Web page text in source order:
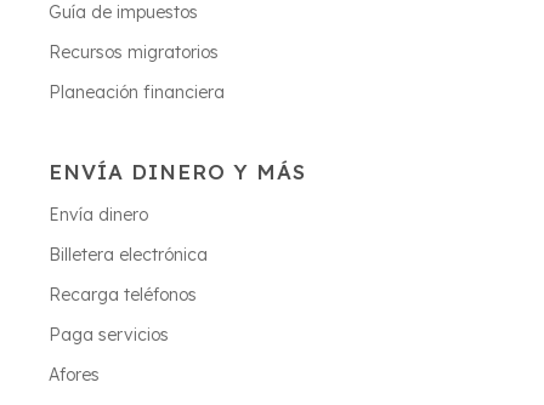
Guía de impuestos
Recursos migratorios
Planeación financiera
ENVÍA DINERO Y MÁS
Envía dinero
Billetera electrónica
Recarga teléfonos
Paga servicios
Afores